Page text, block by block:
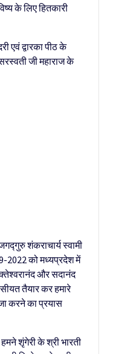
के लिए हितकारी
एवं द्वारका पीठ के
जी महाराज के
शंकराचार्य स्वामी
2022 को मध्यप्रदेश में
और सदानंद
तैयार कर हमारे
करने का प्रयास
शृंगेरी के श्री भारती